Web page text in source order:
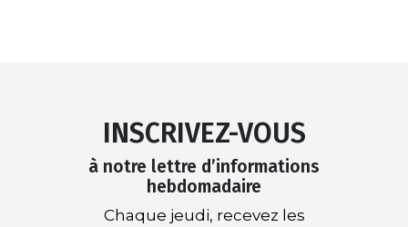
INSCRIVEZ-VOUS
à notre lettre d’informations
hebdomadaire
Chaque jeudi, recevez les